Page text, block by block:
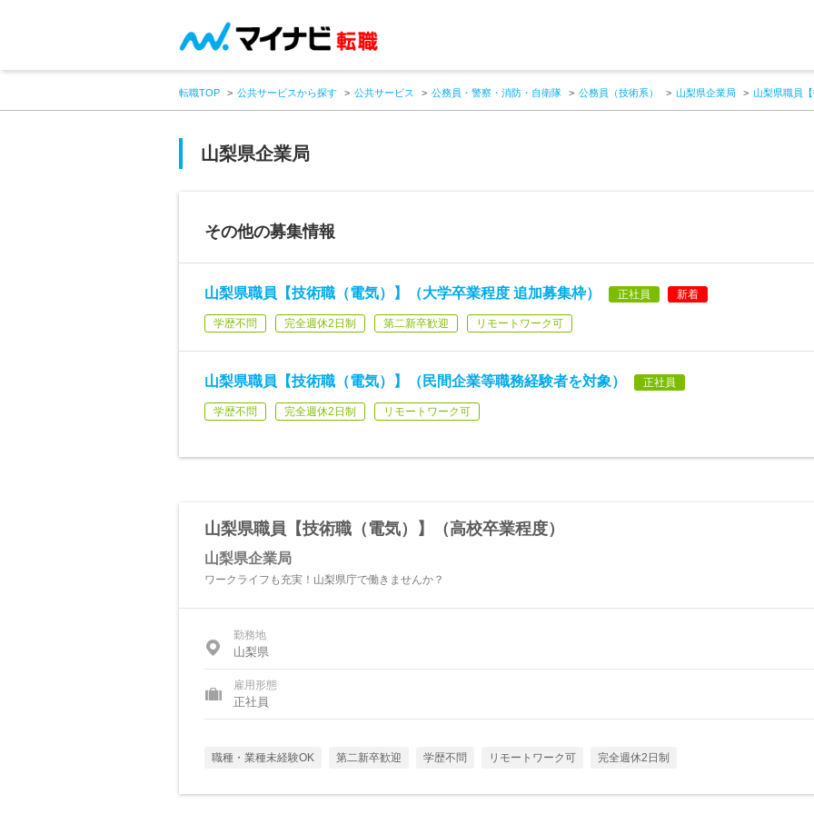
転職TOP 公共サービスから探す 公共サービス 公務員・警察・消防・自衛隊 公務員（技術系） 山梨県企業局 山梨県職員
山梨県企業局
その他の募集情報
山梨県職員【技術職（電気）】（大学卒業程度 追加募集枠） 正社員 新着
学歴不問 完全週休2日制 第二新卒歓迎 リモートワーク可
山梨県職員【技術職（電気）】（民間企業等職務経験者を対象） 正社員
学歴不問 完全週休2日制 リモートワーク可
山梨県職員【技術職（電気）】（高校卒業程度）
山梨県企業局
ワークライフも充実！山梨県庁で働きませんか？
勤務地
山梨県
雇用形態
正社員
職種・業種未経験OK 第二新卒歓迎 学歴不問 リモートワーク可 完全週休2日制